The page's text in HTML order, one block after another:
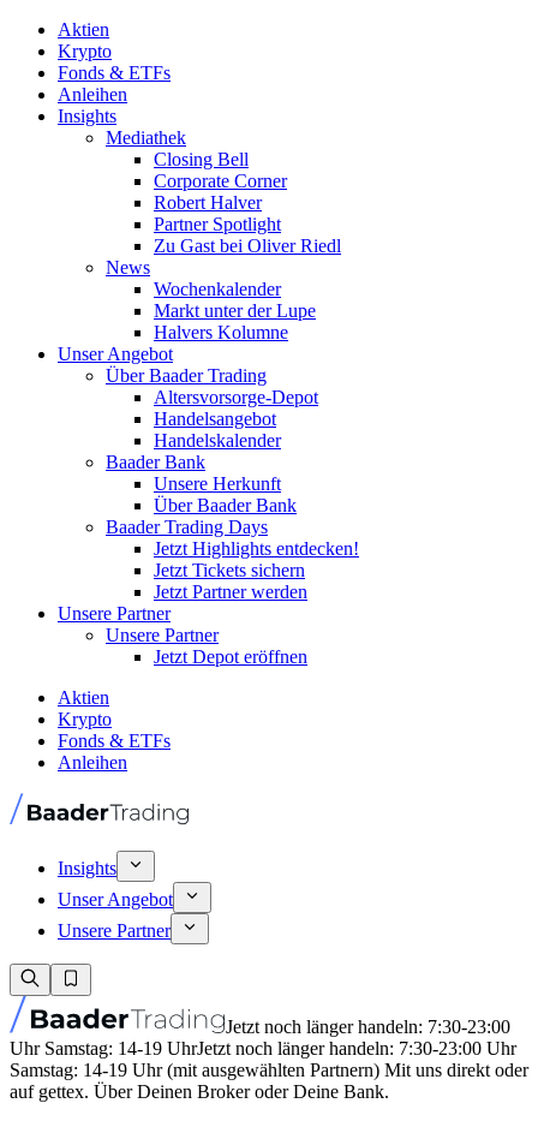
Aktien
Krypto
Fonds & ETFs
Anleihen
Insights
Mediathek
Closing Bell
Corporate Corner
Robert Halver
Partner Spotlight
Zu Gast bei Oliver Riedl
News
Wochenkalender
Markt unter der Lupe
Halvers Kolumne
Unser Angebot
Über Baader Trading
Altersvorsorge-Depot
Handelsangebot
Handelskalender
Baader Bank
Unsere Herkunft
Über Baader Bank
Baader Trading Days
Jetzt Highlights entdecken!
Jetzt Tickets sichern
Jetzt Partner werden
Unsere Partner
Unsere Partner
Jetzt Depot eröffnen
Aktien
Krypto
Fonds & ETFs
Anleihen
Insights
Unser Angebot
Unsere Partner
Jetzt noch länger handeln: 7:30-23:00
Uhr Samstag: 14-19 UhrJetzt noch länger handeln: 7:30-23:00 Uhr
Samstag: 14-19 Uhr (mit ausgewählten Partnern) Mit uns direkt oder
auf gettex. Über Deinen Broker oder Deine Bank.